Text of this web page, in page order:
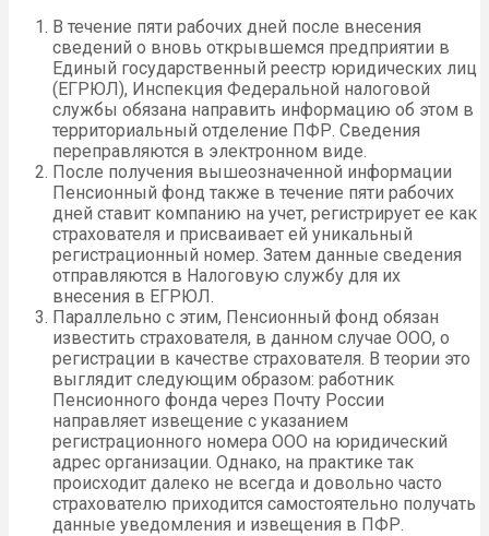
В течение пяти рабочих дней после внесения
сведений о вновь открывшемся предприятии в
Единый государственный реестр юридических лиц
(ЕГРЮЛ), Инспекция Федеральной налоговой
службы обязана направить информацию об этом в
территориальный отделение ПФР. Сведения
переправляются в электронном виде.
После получения вышеозначенной информации
Пенсионный фонд также в течение пяти рабочих
дней ставит компанию на учет, регистрирует ее как
страхователя и присваивает ей уникальный
регистрационный номер. Затем данные сведения
отправляются в Налоговую службу для их
внесения в ЕГРЮЛ.
Параллельно с этим, Пенсионный фонд обязан
известить страхователя, в данном случае ООО, о
регистрации в качестве страхователя. В теории это
выглядит следующим образом: работник
Пенсионного фонда через Почту России
направляет извещение с указанием
регистрационного номера ООО на юридический
адрес организации. Однако, на практике так
происходит далеко не всегда и довольно часто
страхователю приходится самостоятельно получать
данные уведомления и извещения в ПФР.